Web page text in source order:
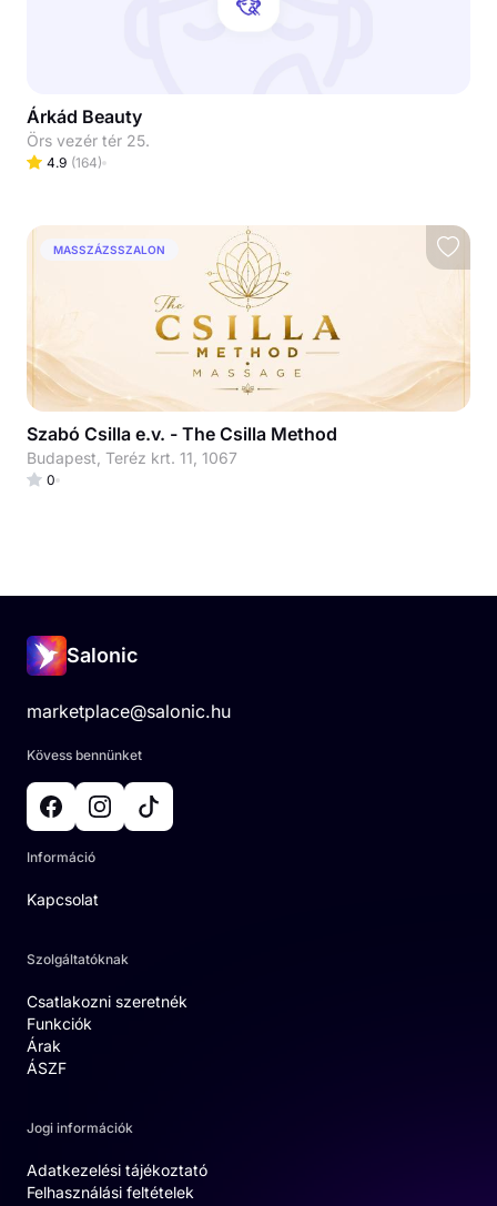
Árkád Beauty
Örs vezér tér 25.
4.9 (164)
MASSZÁZSSZALON
Szabó Csilla e.v. - The Csilla Method
Budapest, Teréz krt. 11, 1067
0
Salonic
marketplace@salonic.hu
Kövess bennünket
Információ
Kapcsolat
Szolgáltatóknak
Csatlakozni szeretnék
Funkciók
Árak
ÁSZF
Jogi információk
Adatkezelési tájékoztató
Felhasználási feltételek